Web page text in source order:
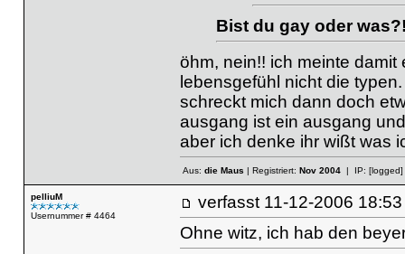
Bist du gay oder
öhm, nein!! ich meinte
lebensgefühl nicht die
schreckt mich dann doch
ausgang ist ein ausgang
aber ich denke ihr wißt was
Aus: die Maus | Registriert: Nov 2004| IP: [logged]
pelliuM
Usernummer # 4464
verfasst 11-12-2006
Ohne witz, ich hab den